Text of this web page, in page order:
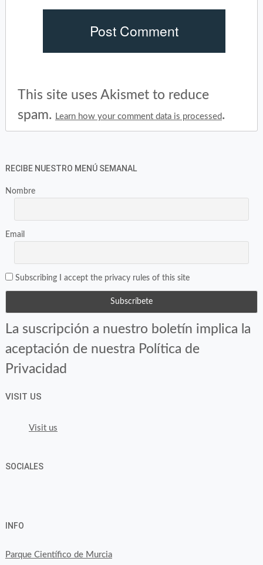
This site uses Akismet to reduce
spam.
Learn how your comment data is processed.
RECIBE NUESTRO MENÚ SEMANAL
Nombre
Email
Subscribing I accept the privacy rules of this site
La suscripción a nuestro boletín implica la
aceptación de nuestra Política de
Privacidad
VISIT US
Visit us
SOCIALES
ononon
INFO
Parque Científico de Murcia